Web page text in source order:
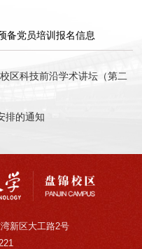
备党员培训报名信息
区科技前沿学术讲坛（第二
排的通知
新区大工路2号